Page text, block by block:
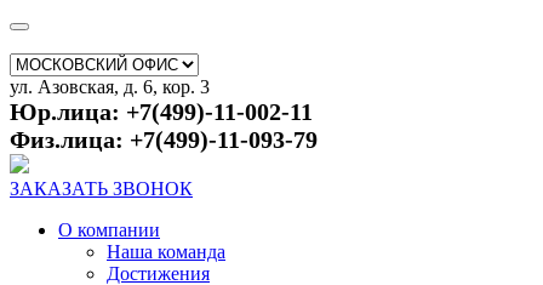
ул. Азовская, д. 6, кор. 3
Юр.лица: +7(499)-11-002-11
Физ.лица: +7(499)-11-093-79
ЗАКАЗАТЬ ЗВОНОК
О компании
Наша команда
Достижения